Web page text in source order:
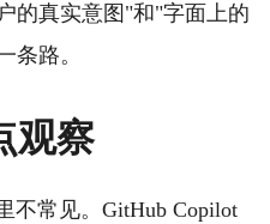
的真实意图"和"字面上的
条路。
观察
不常见。GitHub Copilot